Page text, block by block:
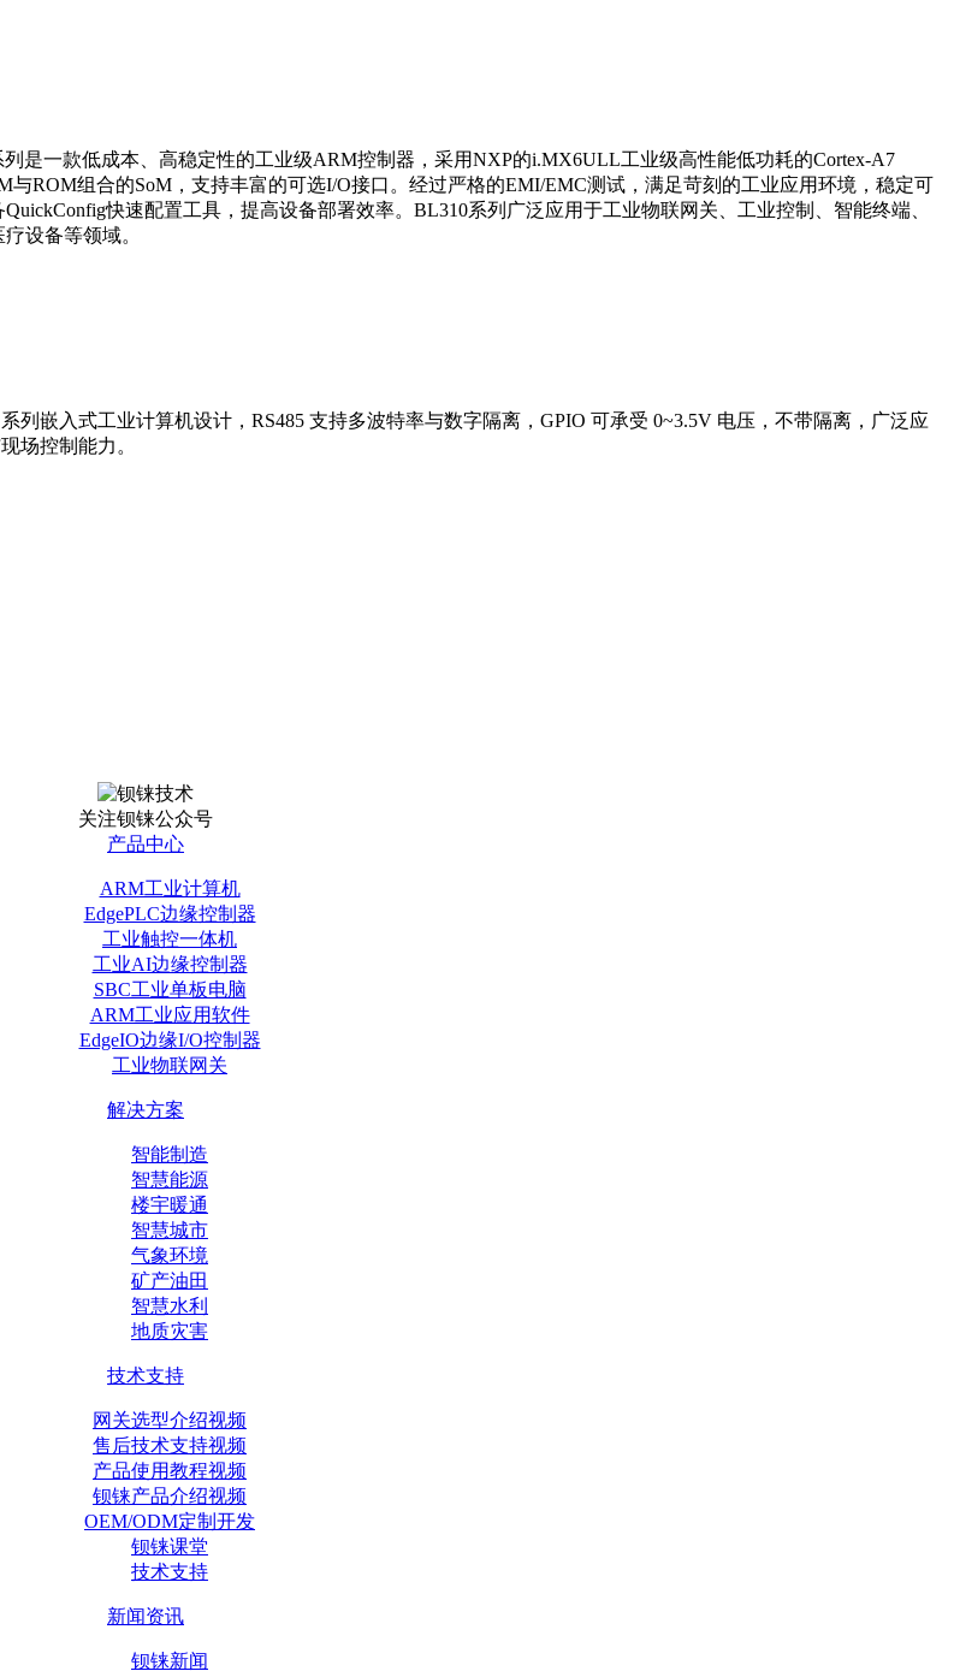
是一款低成本、高稳定性的工业级ARM控制器，采用‌NXP的i.MX6ULL工业级高性能低功耗的Cortex-A7
ROM组合的SoM，支持丰富的可选I/O接口。经过严格的EMI/EMC测试，满足苛刻的工业应用环境，稳定可
快速配置工具，提高设备部署效率。BL310系列广泛应用于工业物联网关、工业控制、智能终端、
设备等领域。
列嵌入式工业计算机设计，RS485 支持多波特率与数字隔离，GPIO 可承受 0~3.5V 电压，不带隔离，广泛应
场控制能力。
关注钡铼公众号
产品中心
ARM工业计算机
EdgePLC边缘控制器
工业触控一体机
工业AI边缘控制器
SBC工业单板电脑
ARM工业应用软件
EdgeIO边缘I/O控制器
工业物联网关
解决方案
智能制造
智慧能源
楼宇暖通
智慧城市
气象环境
矿产油田
智慧水利
地质灾害
技术支持
网关选型介绍视频
售后技术支持视频
产品使用教程视频
钡铼产品介绍视频
OEM/ODM定制开发
钡铼课堂
技术支持
新闻资讯
钡铼新闻